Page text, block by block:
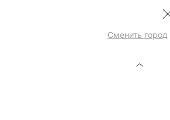
Сменить город
ЮБКА МИДИ ИЗ ЛЬНА И ВИСКОЗЫ 5255201212-50